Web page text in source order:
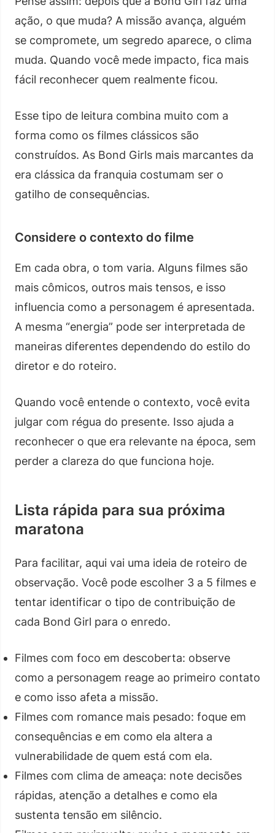
ação, o que muda? A missão avança, alguém
se compromete, um segredo aparece, o clima
muda. Quando você mede impacto, fica mais
fácil reconhecer quem realmente ficou.
Esse tipo de leitura combina muito com a
forma como os filmes clássicos são
construídos. As Bond Girls mais marcantes da
era clássica da franquia costumam ser o
gatilho de consequências.
Considere o contexto do filme
Em cada obra, o tom varia. Alguns filmes são
mais cômicos, outros mais tensos, e isso
influencia como a personagem é apresentada.
A mesma “energia” pode ser interpretada de
maneiras diferentes dependendo do estilo do
diretor e do roteiro.
Quando você entende o contexto, você evita
julgar com régua do presente. Isso ajuda a
reconhecer o que era relevante na época, sem
perder a clareza do que funciona hoje.
Lista rápida para sua próxima
maratona
Para facilitar, aqui vai uma ideia de roteiro de
observação. Você pode escolher 3 a 5 filmes e
tentar identificar o tipo de contribuição de
cada Bond Girl para o enredo.
Filmes com foco em descoberta: observe
como a personagem reage ao primeiro contato
e como isso afeta a missão.
Filmes com romance mais pesado: foque em
consequências e em como ela altera a
vulnerabilidade de quem está com ela.
Filmes com clima de ameaça: note decisões
rápidas, atenção a detalhes e como ela
sustenta tensão em silêncio.